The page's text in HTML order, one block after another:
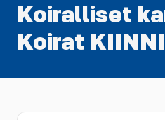
Koiralliset
Koirat